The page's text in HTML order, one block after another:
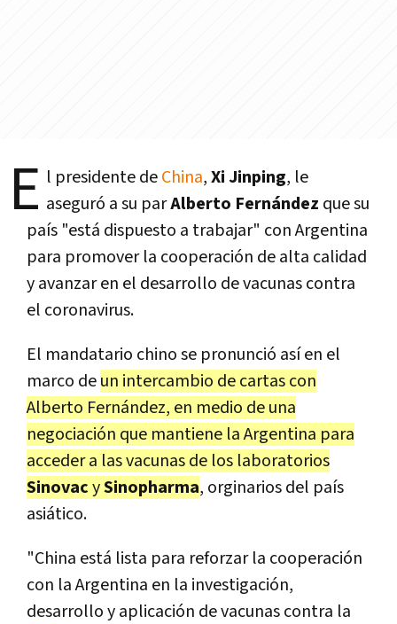
E l presidente deChina,Xi Jinping, le
aseguró a su parAlberto Fernández que su
país "está dispuesto a trabajar" con Argentina
para promover la cooperación de alta calidad
y avanzar en el desarrollo de vacunas contra
el coronavirus.
El mandatario chino se pronunció así en el
marco deun intercambio de cartas con
Alberto Fernández, en medio de una
negociación que mantiene la Argentina para
acceder a las vacunas de los laboratorios
SinovacySinopharma, orginarios del país
asiático.
"China está lista para reforzar la cooperación
con la Argentina en la investigación,
desarrollo y aplicación de vacunas contra la